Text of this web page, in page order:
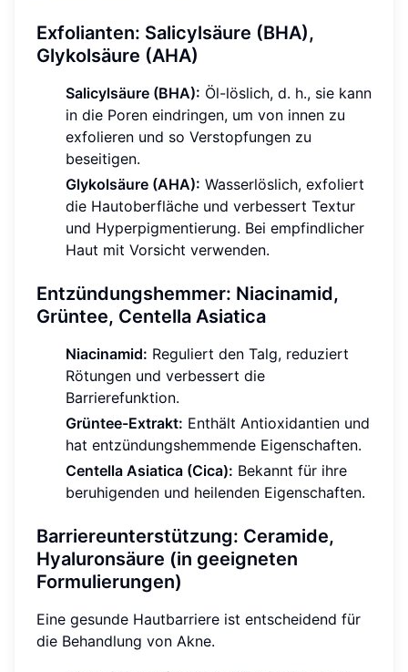
Exfolianten: Salicylsäure (BHA),
Glykolsäure (AHA)
Salicylsäure (BHA): Öl-löslich, d. h., sie kann
in die Poren eindringen, um von innen zu
exfolieren und so Verstopfungen zu
beseitigen.
Glykolsäure (AHA): Wasserlöslich, exfoliert
die Hautoberfläche und verbessert Textur
und Hyperpigmentierung. Bei empfindlicher
Haut mit Vorsicht verwenden.
Entzündungshemmer: Niacinamid,
Grüntee, Centella Asiatica
Niacinamid: Reguliert den Talg, reduziert
Rötungen und verbessert die
Barrierefunktion.
Grüntee-Extrakt: Enthält Antioxidantien und
hat entzündungshemmende Eigenschaften.
Centella Asiatica (Cica): Bekannt für ihre
beruhigenden und heilenden Eigenschaften.
Barriereunterstützung: Ceramide,
Hyaluronsäure (in geeigneten
Formulierungen)
Eine gesunde Hautbarriere ist entscheidend für
die Behandlung von Akne.